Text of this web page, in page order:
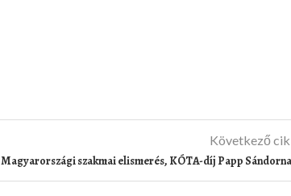
Következő
Magyarországi szakmai elismerés, KÓTA-díj Papp